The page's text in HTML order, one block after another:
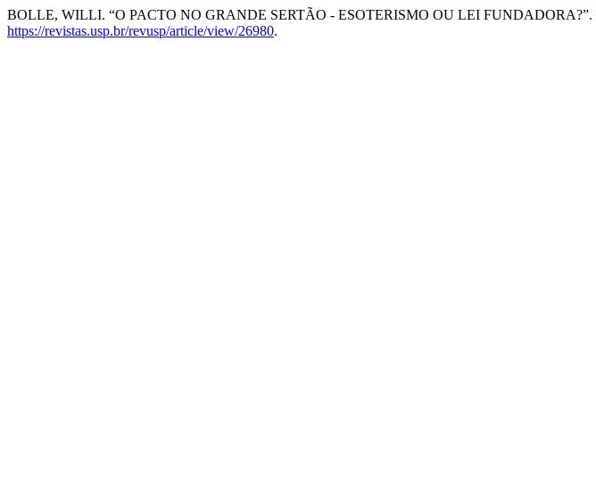
BOLLE, WILLI. “O PACTO NO GRANDE SERTÃO - ESOTERISMO OU LEI FUNDADORA?”.
https://revistas.usp.br/revusp/article/view/26980.